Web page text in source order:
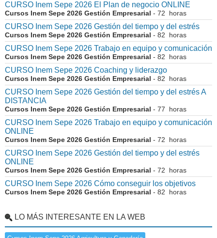
CURSO Inem Sepe 2026 El Plan de negocio ONLINE
Cursos Inem Sepe 2026 Gestión Empresarial - 72 horas
CURSO Inem Sepe 2026 Gestión del tiempo y del estrés
Cursos Inem Sepe 2026 Gestión Empresarial - 82 horas
CURSO Inem Sepe 2026 Trabajo en equipo y comunicación
Cursos Inem Sepe 2026 Gestión Empresarial - 82 horas
CURSO Inem Sepe 2026 Coaching y liderazgo
Cursos Inem Sepe 2026 Gestión Empresarial - 82 horas
CURSO Inem Sepe 2026 Gestión del tiempo y del estrés A
DISTANCIA
Cursos Inem Sepe 2026 Gestión Empresarial - 77 horas
CURSO Inem Sepe 2026 Trabajo en equipo y comunicación
ONLINE
Cursos Inem Sepe 2026 Gestión Empresarial - 72 horas
CURSO Inem Sepe 2026 Gestión del tiempo y del estrés
ONLINE
Cursos Inem Sepe 2026 Gestión Empresarial - 72 horas
CURSO Inem Sepe 2026 Cómo conseguir los objetivos
Cursos Inem Sepe 2026 Gestión Empresarial - 82 horas
LO MÁS INTERESANTE EN LA WEB